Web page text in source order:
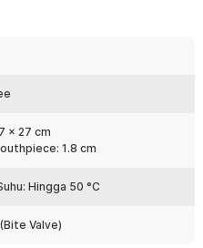
lipat ini berfungsi untuk
Anda tetap bisa
tanpa perlu merasa
gangguan berkat sistem
x 27 cm
1.8 cm
Hingga 50 °C
Valve)